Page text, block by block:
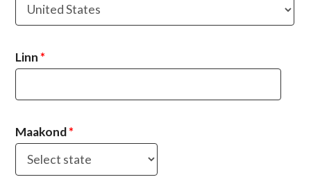
Linn*
Maakond*